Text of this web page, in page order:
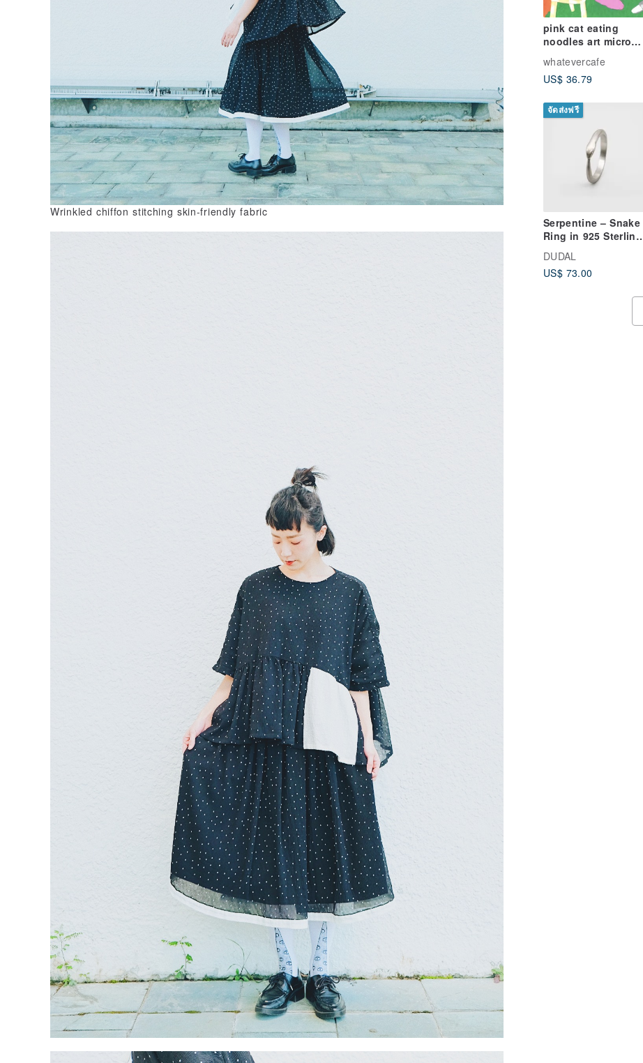
pink cat eating
noodles art micro
spray decoration
illustration
whatevercafe
US$ 36.79
จัดส่งฟรี
Serpentine – Snake
Ring in 925 Sterling
DUDAL
US$ 73.00
Wrinkled chiffon stitching skin-friendly fabric